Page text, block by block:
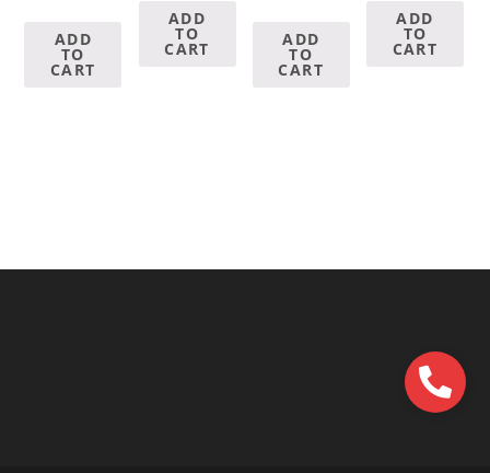
ADD
TO
CART
ADD
TO
CART ADD
TO
CART
ADD
TO
CART